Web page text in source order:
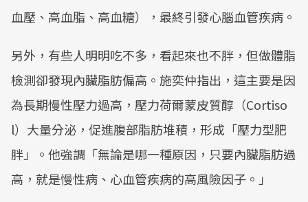
血壓、高血脂、高血糖），最終引發心腦血管疾病。
另外，有些人明明吃不多，看起來也不胖，但做體脂
檢測卻發現內臟脂肪偏高。施奕仲指出，這主要是因
為長期慢性壓力過高，壓力荷爾蒙皮質醇（Cortiso
l）大量分泌，促進腹部脂肪堆積，形成「壓力型肥
胖」。他強調「無論是哪一種原因，只要內臟脂肪過
高，就是慢性病、心血管疾病的高風險因子。」